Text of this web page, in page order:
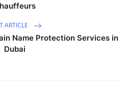
ARTICLE
Name Protection Services in
Dubai